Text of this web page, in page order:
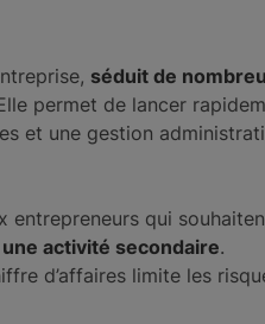
séduit de
permet de lancer
et une gestion
entrepreneurs qui
activité secondaire.
d’affaires limite les